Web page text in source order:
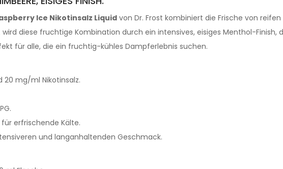
Ice Nikotinsalz Liquid von Dr. Frost kombiniert die Frische von
diese fruchtige Kombination durch ein intensives, eisiges Menthol-Finish,
für alle, die ein fruchtig-kühles Dampferlebnis suchen.
20 mg/ml Nikotinsalz.
für erfrischende Kälte.
und langanhaltenden Geschmack.